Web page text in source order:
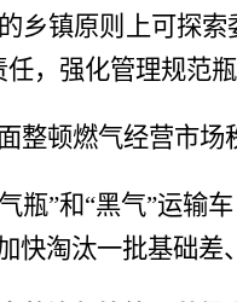
乡镇原则上可探
任，强化管理规范
整顿燃气经营市场
瓶”和“黑气”运输
快淘汰一批基础差